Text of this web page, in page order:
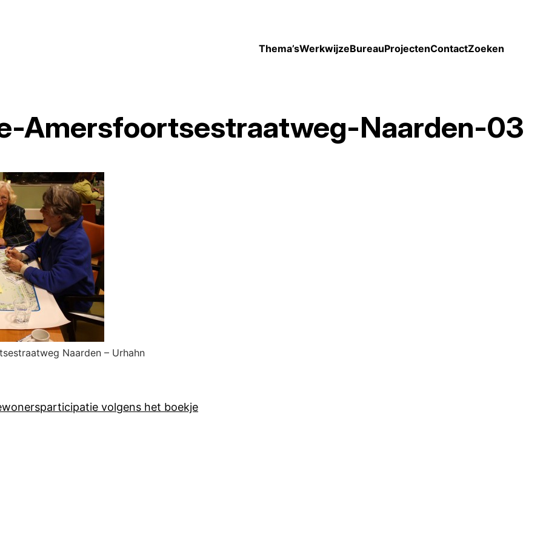
Thema’sWerkwijzeBureauProjectenContactZoeken
Amersfoortsestraatweg-Naarden-03
Naarden – Urhahn
volgens het boekje